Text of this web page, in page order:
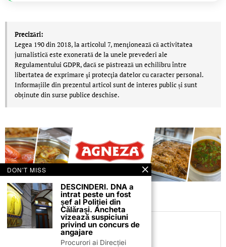
Precizări:
Legea 190 din 2018, la articolul 7, menţionează că activitatea
jurnalistică este exonerată de la unele prevederi ale
Regulamentului GDPR, dacă se păstrează un echilibru între
libertatea de exprimare şi protecţia datelor cu caracter personal.
Informațiile din prezentul articol sunt de interes public și sunt
obținute din surse publice deschise.
C.C
DON'T MISS
DESCINDERI. DNA a
intrat peste un fost
șef al Poliției din
Călărași. Ancheta
vizează suspiciuni
privind un concurs de
angajare
Procurori ai Direcției